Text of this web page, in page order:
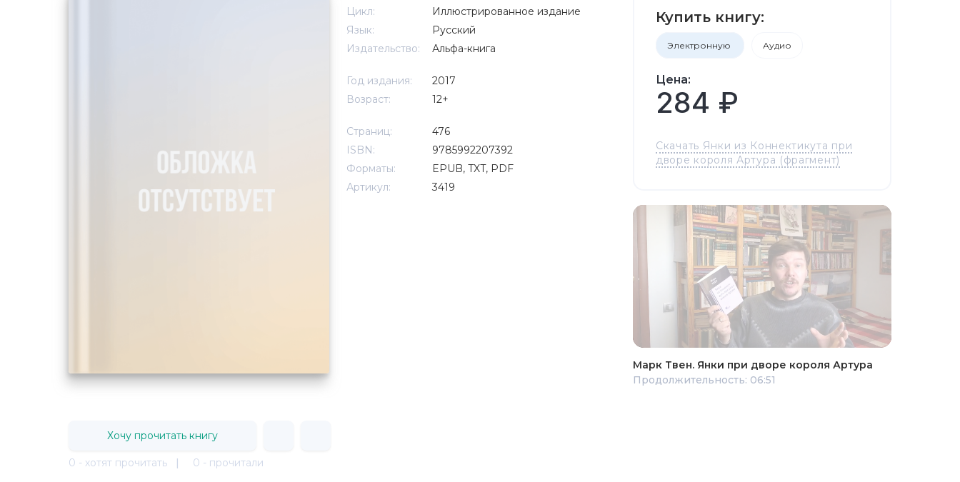
Цикл:
Иллюстрированное издание
Язык:
Русский
Издательство:
Альфа-книга
Год издания:
2017
Возраст:
12+
Страниц:
476
ISBN:
9785992207392
Форматы:
EPUB, TXT, PDF
Артикул:
3419
Купить книгу:
Электронную Аудио
Цена:
284 ₽
Скачать Янки из Коннектикута при
дворе короля Артура (фрагмент)
Марк Твен. Янки при дворе короля Артура
Продолжительность: 06:51
Хочу прочитать книгу
0 - хотят прочитать | 0 - прочитали